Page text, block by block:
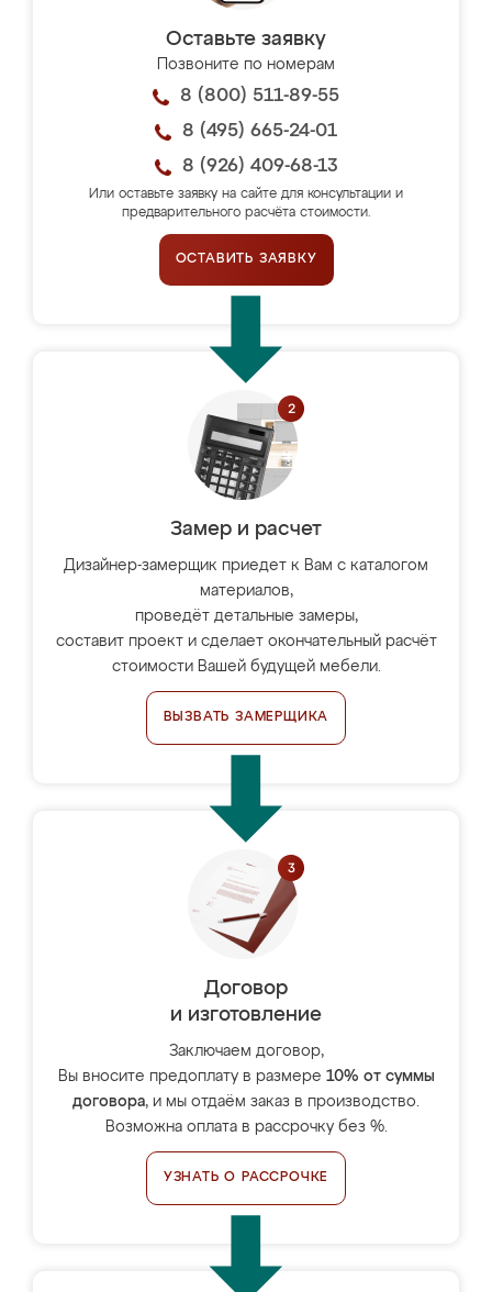
Оставьте заявку
Позвоните по номерам
8 (800) 511-89-55
8 (495) 665-24-01
8 (926) 409-68-13
Или оставьте заявку на сайте для консультации и
предварительного расчёта стоимости.
ОСТАВИТЬ ЗАЯВКУ
Замер и расчет
Дизайнер-замерщик приедет к Вам с каталогом
материалов,
проведёт детальные замеры,
составит проект и сделает окончательный расчёт
стоимости Вашей будущей мебели.
ВЫЗВАТЬ ЗАМЕРЩИКА
Договор
и изготовление
Заключаем договор,
Вы вносите предоплату в размере 10% от суммы
договора, и мы отдаём заказ в производство.
Возможна оплата в рассрочку без %.
УЗНАТЬ О РАССРОЧКЕ